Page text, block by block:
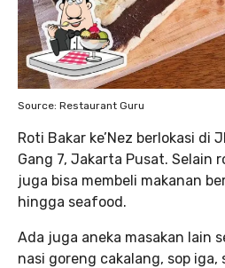
Source: Restaurant Guru
Roti Bakar ke’Nez berlokasi di
Gang 7, Jakarta Pusat. Selain
juga bisa membeli makanan
hingga seafood.
Ada juga aneka masakan lain
nasi goreng cakalang, sop